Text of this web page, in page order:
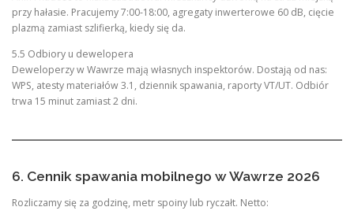
przy hałasie. Pracujemy 7:00-18:00, agregaty inwerterowe 60 dB, cięcie
plazmą zamiast szlifierką, kiedy się da.
5.5 Odbiory u dewelopera
Deweloperzy w Wawrze mają własnych inspektorów. Dostają od nas:
WPS, atesty materiałów 3.1, dziennik spawania, raporty VT/UT. Odbiór
trwa 15 minut zamiast 2 dni.
6. Cennik spawania mobilnego w Wawrze 2026
Rozliczamy się za godzinę, metr spoiny lub ryczałt. Netto: